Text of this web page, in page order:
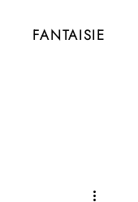
FANTAISIE